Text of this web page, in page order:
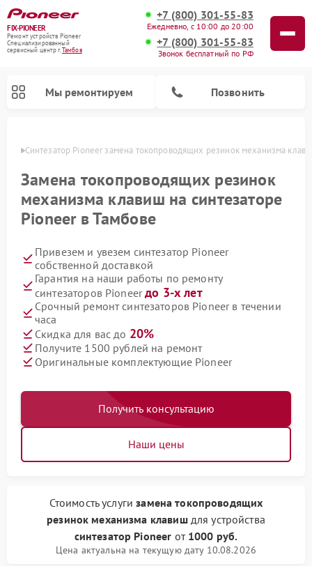
FIX-PIONEER
Ремонт устройств Pioneer
Специализированный
cервисный центр г.Тамбов
+7 (800) 301-55-83
Ежедневно, с 10:00 до 20:00
+7 (800) 301-55-83
Звонок бесплатный по РФ
Мы ремонтируем Позвонить
Синтезатор Pioneer замена токопроводящих резинок механизма
Замена токопроводящих резинок
механизма клавиш на синтезаторе
Pioneer в Тамбове
Привезем и увезем синтезатор Pioneer
собственной доставкой
Гарантия на наши работы по ремонту
синтезаторов Pioneerдо 3-х лет
Срочный ремонт синтезаторов Pioneer в течении
часа
Скидка для вас до 20%
Получите 1500 рублей на ремонт
Оригинальные комплектующие Pioneer
Получить консультацию
Наши цены
Стоимость услугизамена токопроводящих
резинок механизма клавишдля устройства
синтезатор Pioneer от 1000 руб.
Цена актуальна на текущую дату 10.08.2026